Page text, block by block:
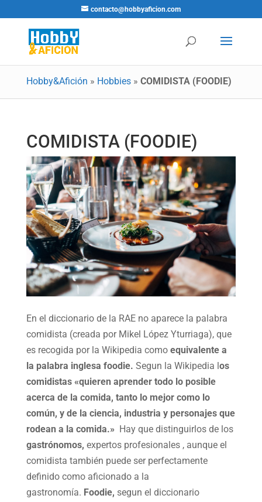
contacto@hobbyaficion.com
Hobby&Afición » Hobbies» COMIDISTA (FOODIE)
COMIDISTA (FOODIE)
En el diccionario de la RAE no aparece la palabra
comidista (creada por Mikel López Yturriaga), que
es recogida por la Wikipedia como equivalente a
la palabra inglesa foodie. Segun la Wikipedia los
comidistas «quieren aprender todo lo posible
acerca de la comida, tanto lo mejor como lo
común, y de la ciencia, industria y personajes que
rodean a la comida.»Hay que distinguirlos de los
gastrónomos, expertos profesionales , aunque el
comidista también puede ser perfectamente
definido como aficionado a la
gastronomía. Foodie, segun el diccionario